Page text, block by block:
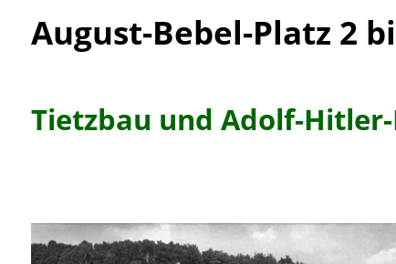
August-Bebel-Platz 2
Tietzbau und Adolf-Hitler-